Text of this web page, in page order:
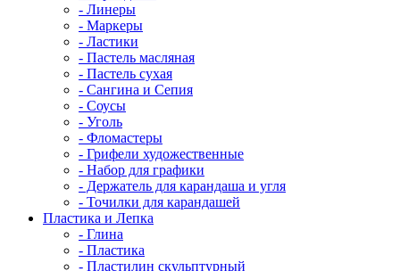
- Линеры
- Маркеры
- Ластики
- Пастель масляная
- Пастель сухая
- Сангина и Сепия
- Соусы
- Уголь
- Фломастеры
- Грифели художественные
- Набор для графики
- Держатель для карандаша и угля
- Точилки для карандашей
Пластика и Лепка
- Глина
- Пластика
- Пластилин скульптурный